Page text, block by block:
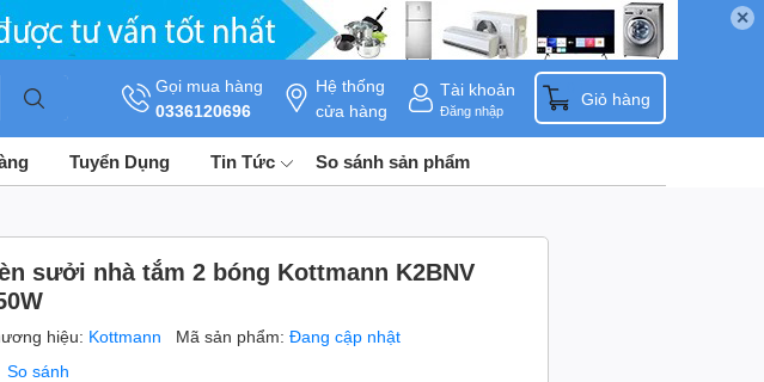
✕
Gọi mua hàng
0336120696
Hệ thống
cửa hàng
Tài khoản
Đăng nhập
Giỏ hàng
Tuyển Dụng Tin Tức So sánh sản phẩm
sưởi nhà tắm 2 bóng Kottmann K2BNV
hiệu: Kottmann Mã sản phẩm: Đang cập nhật
So sánh